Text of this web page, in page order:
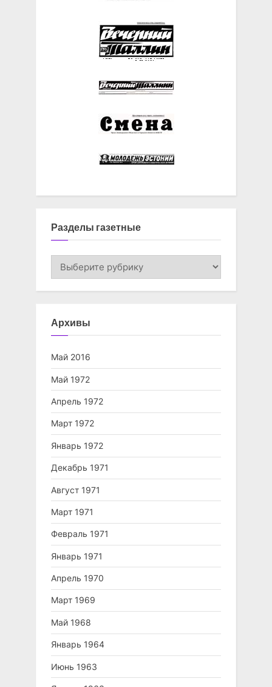
Разделы газетные
Разделы
Архивы
Май 2016
Май 1972
Апрель 1972
Март 1972
Январь 1972
Декабрь 1971
Август 1971
Март 1971
Февраль 1971
Январь 1971
Апрель 1970
Март 1969
Май 1968
Январь 1964
Июнь 1963